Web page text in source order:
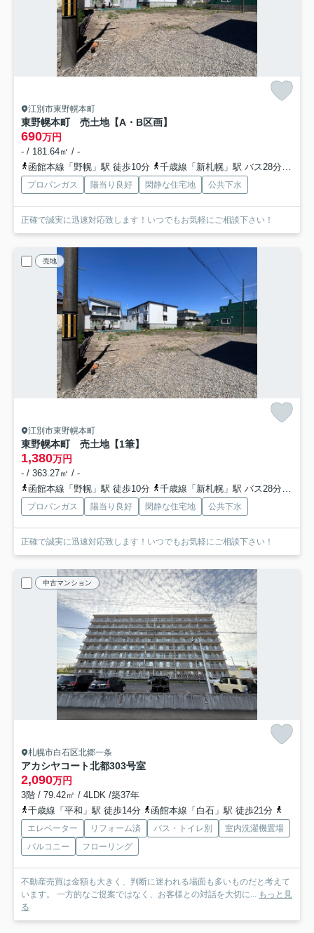
江別市東野幌本町
東野幌本町 売土地【A・B区画】
690万円
- / 181.64㎡ / -
函館本線「野幌」駅 徒歩10分
千歳線「新札幌」駅 バス28分 JRバス「東野幌本町」 停歩7分
プロパンガス 陽当り良好 閑静な住宅地 公共下水
正確で誠実に迅速対応致します！いつでもお気軽にご相談下さい！
売地
江別市東野幌本町
東野幌本町 売土地【1筆】
1,380万円
- / 363.27㎡ / -
函館本線「野幌」駅 徒歩10分
千歳線「新札幌」駅 バス28分 JRバス「東野幌本町」 停歩7分
プロパンガス 陽当り良好 閑静な住宅地 公共下水
正確で誠実に迅速対応致します！いつでもお気軽にご相談下さい！
中古マンション
札幌市白石区北郷一条
アカシヤコート北都303号室
2,090万円
3階 / 79.42㎡ / 4LDK /築37年
千歳線「平和」駅 徒歩14分
函館本線「白石」駅 徒歩21分
エレベーター リフォーム済 バス・トイレ別
室内洗濯機置場
バルコニー
フローリング
不動産売買は金額も大きく、判断に迷われる場面も多いものだと考えて
います。 一方的なご提案ではなく、お客様との対話を大切に... もっと見
る